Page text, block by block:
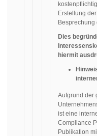
Erstellung
Besprechung
Dies
hiermit
Aufgrund der
ist eine
Compliance
Publikation